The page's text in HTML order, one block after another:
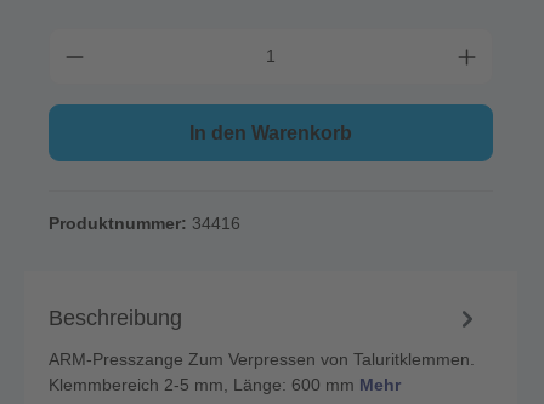
In den Warenkorb
Produktnummer: 34416
Beschreibung
ARM-Presszange Zum Verpressen von Taluritklemmen.
Klemmbereich 2-5 mm, Länge: 600 mm Mehr